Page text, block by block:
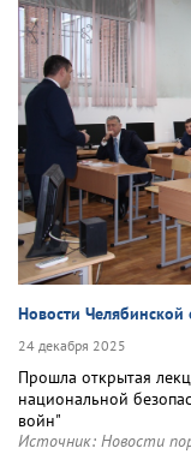
Новости Челябинской
24 декабря 2025
Прошла открытая
национальной
войн"
Источник: Новости